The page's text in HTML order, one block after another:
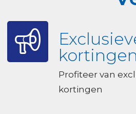
kortingen
Profiteer van
kortingen